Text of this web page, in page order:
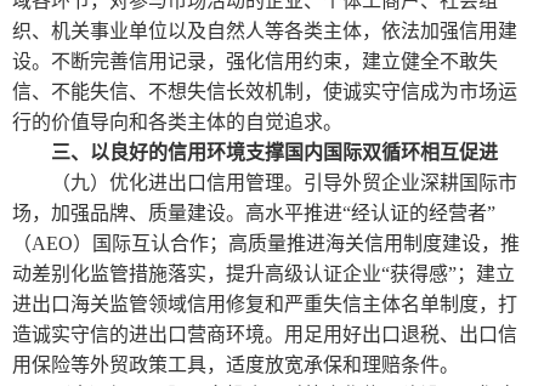
织、机关事业单位以及自然人等各类主体，依法加强信用建
设。不断完善信用记录，强化信用约束，建立健全不敢失
信、不能失信、不想失信长效机制，使诚实守信成为市场运
行的价值导向和各类主体的自觉追求。
三、以良好的信用环境支撑国内国际双循环相互促进
（九）优化进出口信用管理。引导外贸企业深耕国际市
场，加强品牌、质量建设。高水平推进“经认证的经营者”
（AEO）国际互认合作；高质量推进海关信用制度建设，推
动差别化监管措施落实，提升高级认证企业“获得感”；建立
进出口海关监管领域信用修复和严重失信主体名单制度，打
造诚实守信的进出口营商环境。用足用好出口退税、出口信
用保险等外贸政策工具，适度放宽承保和理赔条件。